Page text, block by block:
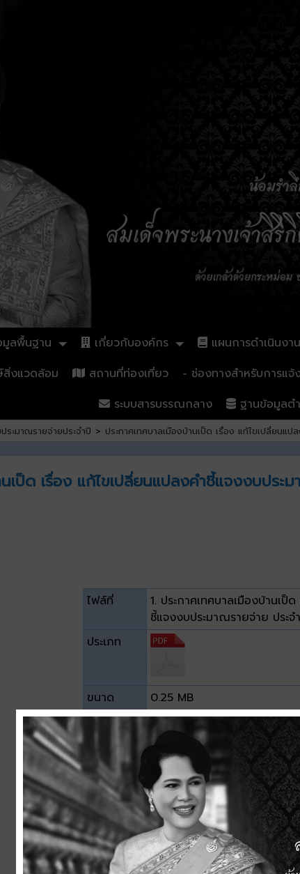
มูลพื้นฐาน เกี่ยวกับองค์กร แผนการดำเนินงาน
สิ่งแวดล้อม สถานที่ท่องเที่ยว
- ช่องทางสำหรับการแ
ระบบสารบรรณกลาง
ฐานข้อมูลต
ระมาณรายจ่ายประจำปี > ประกาศเทศบาลเมืองบ้านเป็ด เรื่อง แก้ไขเปลี่ยน
นเป็ด เรื่อง แก้ไขเปลี่ยนแปลงคำชี้แจงงบปร
ไฟล์ที่
1. ประกาศเทศบาลเมืองบ้านเป็
ชี้แจงงบประมาณรายจ่าย ประ
ประเภท
ขนาด
0.25 MB
ดาวน์โหลด